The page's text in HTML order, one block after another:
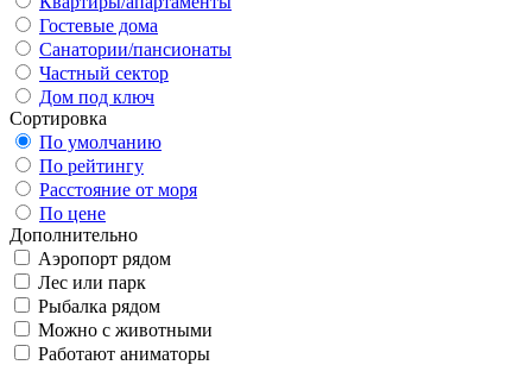
Гостевые дома
Санатории/пансионаты
Частный сектор
Дом под ключ
Сортировка
По умолчанию
По рейтингу
Расстояние от моря
По цене
Дополнительно
Аэропорт рядом
Лес или парк
Рыбалка рядом
Можно с животными
Работают аниматоры